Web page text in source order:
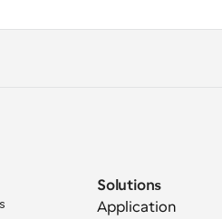
Solutions
Application